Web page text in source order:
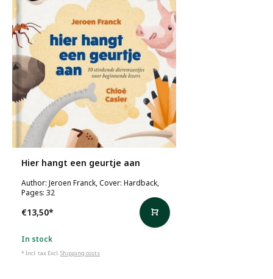
Hier hangt een geurtje aan
Author: Jeroen Franck, Cover: Hardback,
Pages: 32
€13,50*
In stock
* Incl. tax Excl.Shipping costs